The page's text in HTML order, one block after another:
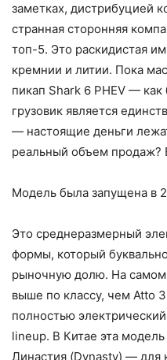
заметках, дистрибуцией
странная сторонняя
топ-5. Это раскидистая
кремнии и литии. Пока
пикап Shark 6 PHEV — как
грузовик является
— настоящие деньги
реальный объем продаж?
Модель была запущена в
Это среднеразмерный
формы, который
рыночную долю. На самом
выше по классу, чем Atto
полностью
lineup. В Китае эта модель
Династия (Dynasty) — для